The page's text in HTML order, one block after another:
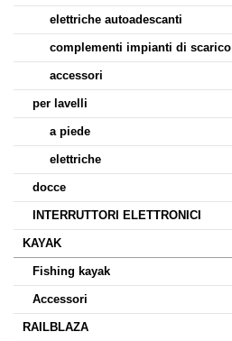
elettriche autoadescanti
complementi impianti di scarico
accessori
per lavelli
a piede
elettriche
docce
INTERRUTTORI ELETTRONICI
KAYAK
Fishing kayak
Accessori
RAILBLAZA